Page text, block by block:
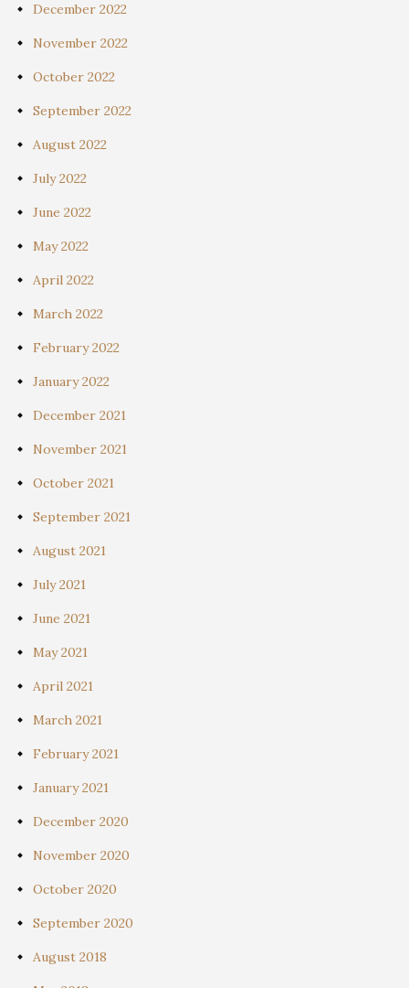
December 2022
November 2022
October 2022
September 2022
August 2022
July 2022
June 2022
May 2022
April 2022
March 2022
February 2022
January 2022
December 2021
November 2021
October 2021
September 2021
August 2021
July 2021
June 2021
May 2021
April 2021
March 2021
February 2021
January 2021
December 2020
November 2020
October 2020
September 2020
August 2018